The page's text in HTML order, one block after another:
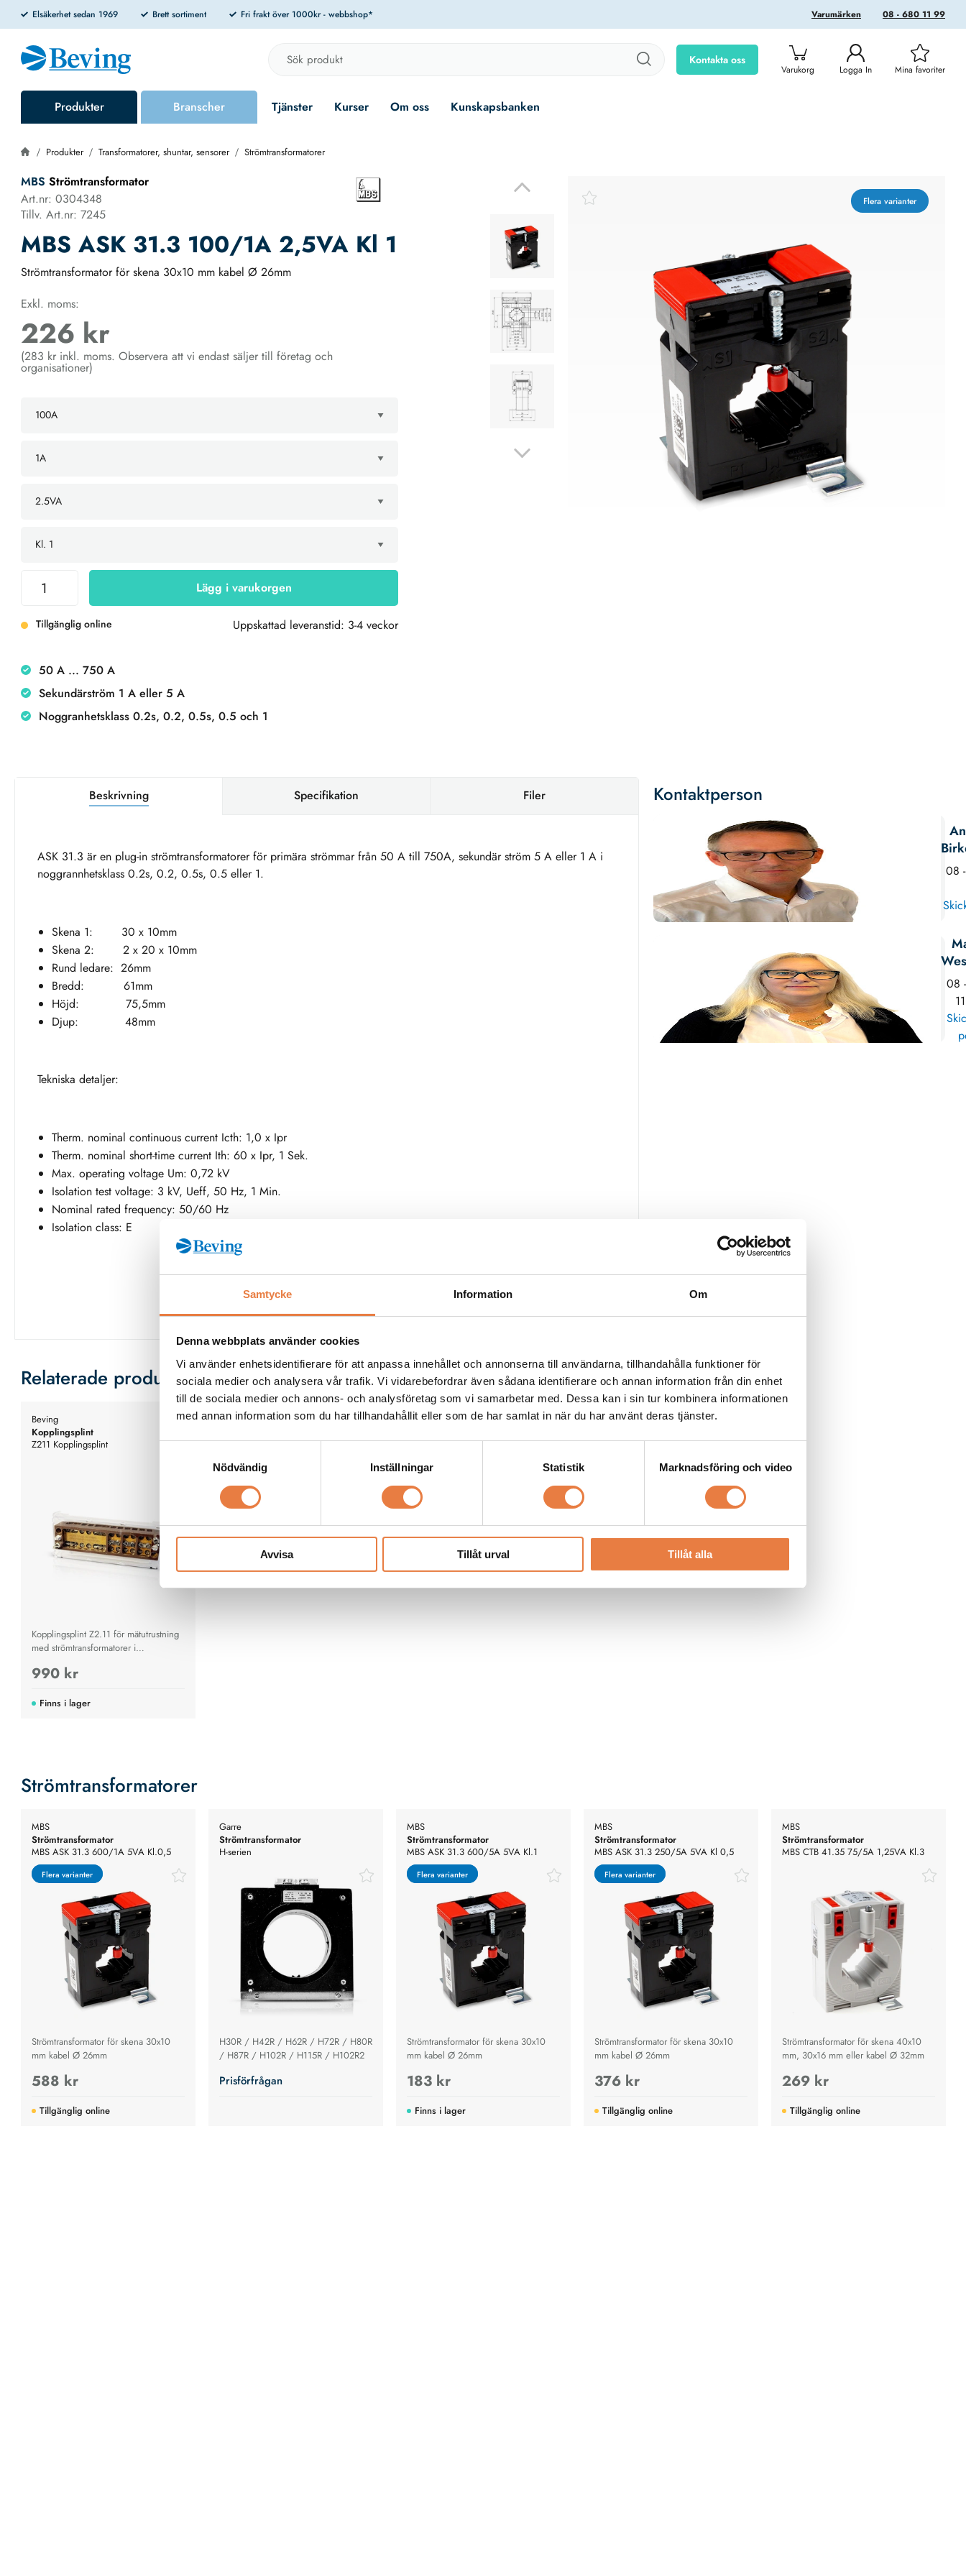
Samtycke Information Om
Denna webbplats använder cookies
Vi använder enhetsidentifierare för att anpassa innehållet och annonserna till användarna, tillhandahålla funktioner för
sociala medier och analysera vår trafik. Vi vidarebefordrar även sådana identifierare och annan information från din enhet
till de sociala medier och annons- och analysföretag som vi samarbetar med. Dessa kan i sin tur kombinera informationen
med annan information som du har tillhandahållit eller som de har samlat in när du har använt deras tjänster.
Nödvändig
Inställningar Statistik Marknadsföring och video
Avvisa Tillåt urval Tillåt alla
Elsäkerhet sedan 1969 Brett sortiment Fri frakt över 1000kr - webbshop* 08 - 680 11 99
Varumärken
Kontakta oss
Varukorg Logga In Mina favoriter
Produkter Branscher Tjänster Kurser Om oss Kunskapsbanken
Produkter Transformatorer, shuntar, sensorer Strömtransformatorer
Flera varianter
MBS Strömtransformator
Art.nr: 0304348
Tillv. Art.nr: 7245
MBS ASK 31.3 100/1A 2,5VA Kl 1
Strömtransformator för skena 30x10 mm kabel Ø 26mm
Exkl. moms:
226 kr
(283 kr inkl. moms. Observera att vi endast säljer till företag och
organisationer)
Lägg i varukorgen
Tillgänglig online Uppskattad leveranstid: 3-4 veckor
50 A ... 750 A
Sekundärström 1 A eller 5 A
Noggranhetsklass 0.2s, 0.2, 0.5s, 0.5 och 1
Beskrivning Specifikation Filer
ASK 31.3 är en plug-in strömtransformatorer för primära strömmar från 50 A till 750A, sekundär ström 5 A eller 1 A i
noggrannhetsklass 0.2s, 0.2, 0.5s, 0.5 eller 1.
Skena 1: 30 x 10mm
Skena 2: 2 x 20 x 10mm
Rund ledare: 26mm
Bredd: 61mm
Höjd: 75,5mm
Djup: 48mm
Tekniska detaljer:
Therm. nominal continuous current Icth: 1,0 x Ipr
Therm. nominal short-time current Ith: 60 x Ipr, 1 Sek.
Max. operating voltage Um: 0,72 kV
Isolation test voltage: 3 kV, Ueff, 50 Hz, 1 Min.
Nominal rated frequency: 50/60 Hz
Isolation class: E
Kontaktperson
08
08
Relaterade produkter
Beving
Kopplingsplint
Z211 Kopplingsplint
Kopplingsplint Z2.11 för mätutrustning
med strömtransformatorer i
990 kr
Finns i lager
Strömtransformatorer
Flera varianter
Flera varianter
MBS
Strömtransformator
MBS ASK 31.3 600/1A 5VA Kl.0,5
Strömtransformator för skena 30x10
mm kabel Ø 26mm
588 kr
Tillgänglig online
Garre
Strömtransformator
H-serien
H30R / H42R / H62R / H72R / H80R
/ H87R / H102R / H115R / H102R2
Prisförfrågan
Flera varianter
Flera varianter
MBS
Strömtransformator
MBS ASK 31.3 600/5A 5VA Kl.1
Strömtransformator för skena 30x10
mm kabel Ø 26mm
183 kr
Finns i lager
Flera varianter
Flera varianter
MBS
Strömtransformator
MBS ASK 31.3 250/5A 5VA Kl 0,5
Strömtransformator för skena 30x10
mm kabel Ø 26mm
376 kr
Tillgänglig online
MBS
Strömtransformator
MBS CTB 41.35 75/5A 1,25VA Kl.3
Strömtransformator för skena 40x10
mm, 30x16 mm eller kabel Ø 32mm
269 kr
Tillgänglig online